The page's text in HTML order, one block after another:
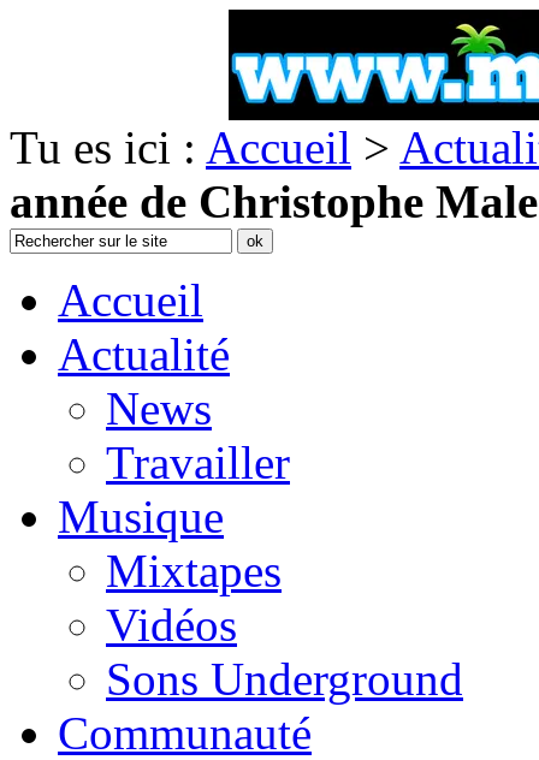
Tu es ici : Accueil >
année de Christophe
Accueil
Actualité
News
Travailler
Musique
Mixtapes
Vidéos
Sons Underground
Communauté